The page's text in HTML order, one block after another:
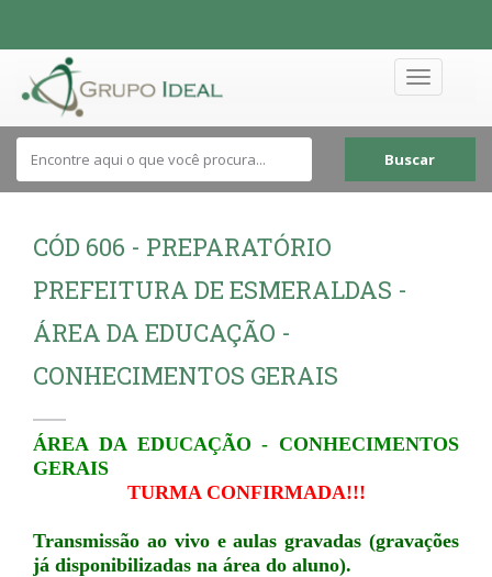
Toggle
Buscar
CÓD 606 - PREPARATÓRIO
PREFEITURA DE ESMERALDAS -
ÁREA DA EDUCAÇÃO -
CONHECIMENTOS GERAIS
ÁREA DA EDUCAÇÃO - CONHECIMENTOS
GERAIS
TURMA CONFIRMADA!!!
Transmissão ao vivo e aulas gravadas (gravações
já disponibilizadas na área do aluno).